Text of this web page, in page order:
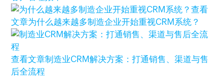
查看
文章为什么越来越多制造企业开始重视CRM系统？
查看文章制造业CRM解决方案：打通销售、渠道与售
后全流程